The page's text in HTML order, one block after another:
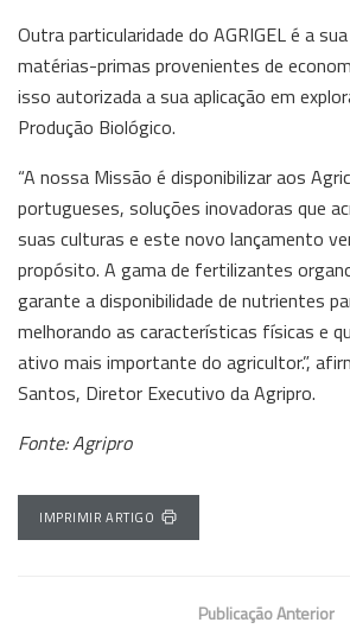
Outra particularidade do AGRIGEL é a
matérias-primas provenientes de
isso autorizada a sua aplicação em
Produção Biológico.
“A nossa Missão é disponibilizar aos
portugueses, soluções inovadoras que
suas culturas e este novo lançamento
propósito. A gama de fertilizantes
garante a disponibilidade de nutrientes
melhorando as características físicas e
ativo mais importante do agricultor.”,
Santos, Diretor Executivo da Agripro.
Fonte: Agripro
IMPRIMIR ARTIGO
Publicação Anterior